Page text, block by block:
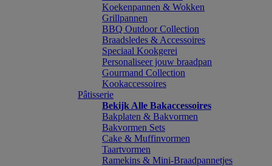
Koekenpannen & Wokken
Grillpannen
BBQ Outdoor Collection
Braadsledes & Accessoires
Speciaal Kookgerei
Personaliseer jouw braadpan
Gourmand Collection
Kookaccessoires
Pâtisserie
Bekijk Alle Bakaccessoires
Bakplaten & Bakvormen
Bakvormen Sets
Cake & Muffinvormen
Taartvormen
Ramekins & Mini-Braadpannetjes